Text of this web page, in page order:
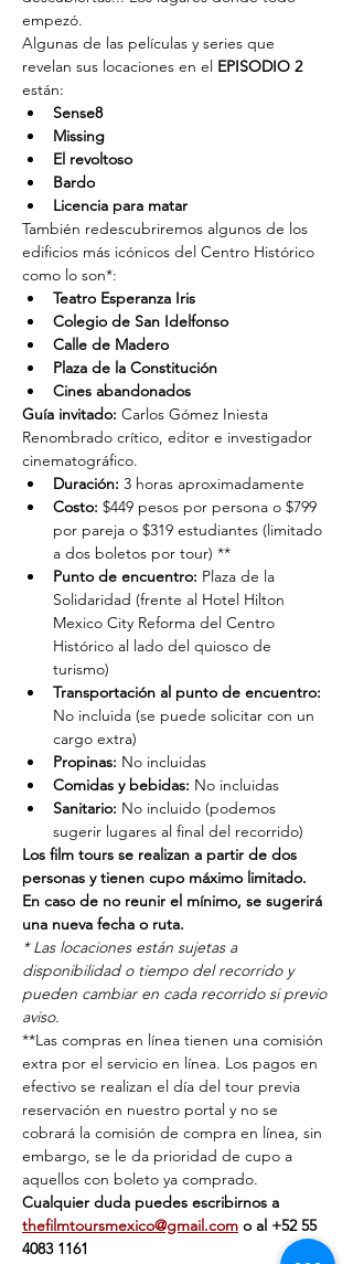
empezó.
Algunas de las películas y series que
revelan sus locaciones en el EPISODIO 2
están:
Sense8
Missing
El revoltoso
Bardo
Licencia para matar
También redescubriremos algunos de los
edificios más icónicos del Centro Histórico
como lo son*:
Teatro Esperanza Iris
Colegio de San Idelfonso
Calle de Madero
Plaza de la Constitución
Cines abandonados
Guía invitado: Carlos Gómez Iniesta
Renombrado crítico, editor e investigador
cinematográfico.
Duración: 3 horas aproximadamente
Costo: $449 pesos por persona o $799
por pareja o $319 estudiantes (limitado
a dos boletos por tour) **
Punto de encuentro: Plaza de la
Solidaridad (frente al Hotel Hilton
Mexico City Reforma del Centro
Histórico al lado del quiosco de
turismo)
Transportación al punto de encuentro:
No incluida (se puede solicitar con un
cargo extra)
Propinas: No incluidas
Comidas y bebidas: No incluidas
Sanitario: No incluido (podemos
sugerir lugares al final del recorrido)
Los film tours se realizan a partir de dos
personas y tienen cupo máximo limitado.
En caso de no reunir el mínimo, se sugerirá
una nueva fecha o ruta.
* Las locaciones están sujetas a
disponibilidad o tiempo del recorrido y
pueden cambiar en cada recorrido si previo
aviso.
**Las compras en línea tienen una comisión
extra por el servicio en línea. Los pagos en
efectivo se realizan el día del tour previa
reservación en nuestro portal y no se
cobrará la comisión de compra en línea, sin
embargo, se le da prioridad de cupo a
aquellos con boleto ya comprado.
Cualquier duda puedes escribirnos a
thefilmtoursmexico@gmail.com o al ‭+‭52 55
4083 1161‬